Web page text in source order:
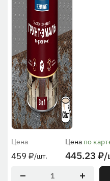
Цена
459 ₽/шт.
Цена по
445.23 ₽/